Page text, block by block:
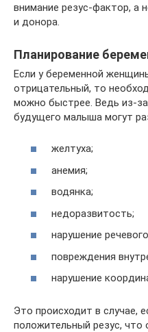
внимание резус-фактор, а
и донора.
Планирование
Если у беременной
отрицательный, то
можно быстрее. Ведь из-
будущего малыша могут
желтуха;
анемия;
водянка;
недоразвитость;
нарушение
повреждения
нарушение
Это происходит в случае,
положительный резус, что